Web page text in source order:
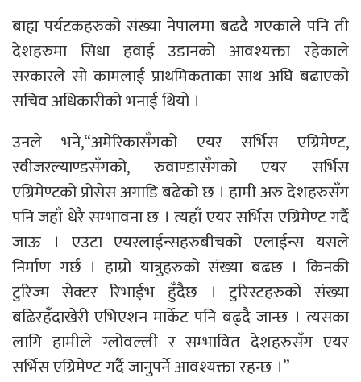
बाह्य पर्यटकहरुको संख्या नेपालमा बढदै गएकाले पनि ती
देशहरुमा सिधा हवाई उडानको आवश्यक्ता रहेकाले
सरकारले सो कामलाई प्राथमिकताका साथ अघि बढाएको
सचिव अधिकारीको भनाई थियो ।
उनले भने,“अमेरिकासँगको एयर सर्भिस एग्रिमेण्ट,
स्वीजरल्याण्डसँगको, रुवाण्डासँगको एयर सर्भिस
एग्रिमेण्टको प्रोसेस अगाडि बढेको छ । हामी अरु देशहरुसँग
पनि जहाँ धेरै सम्भावना छ । त्यहाँ एयर सर्भिस एग्रिमेण्ट गर्दै
जाऊ । एउटा एयरलाईन्सहरुबीचको एलाईन्स यसले
निर्माण गर्छ । हाम्रो यात्रुहरुको संख्या बढछ । किनकी
टुरिज्म सेक्टर रिभाईभ हुँदैछ । टुरिस्टहरुको संख्या
बढिरहँदाखेरी एभिएशन मार्केट पनि बढ्दै जान्छ । त्यसका
लागि हामीले ग्लोवल्ली र सम्भावित देशहरुसँग एयर
सर्भिस एग्रिमेण्ट गर्दै जानुपर्ने आवश्यक्ता रहन्छ ।”